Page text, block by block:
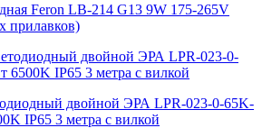
Feron LB-214 G13 9W 175-265V
прилавков)
двойной ЭРА LPR-023-0-65K-
IP65 3 метра с вилкой